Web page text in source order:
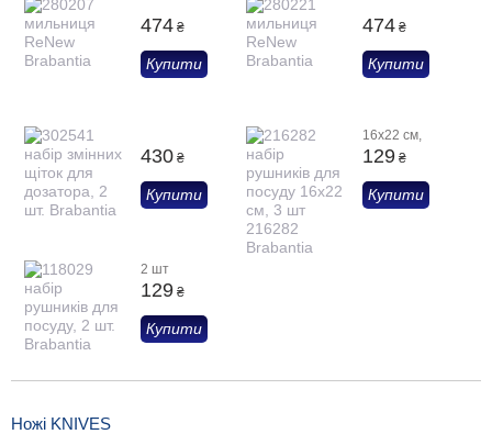
474 ₴
Купити
474 ₴
Купити
430 ₴
Купити
16х22 см,
129 ₴
Купити
2 шт
129 ₴
Купити
Ножі KNIVES